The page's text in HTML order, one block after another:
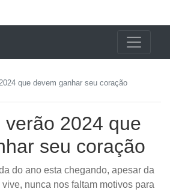
que devem ganhar seu coração
2024 que
seu coração
do ano esta chegando, apesar da
nunca nos faltam motivos para